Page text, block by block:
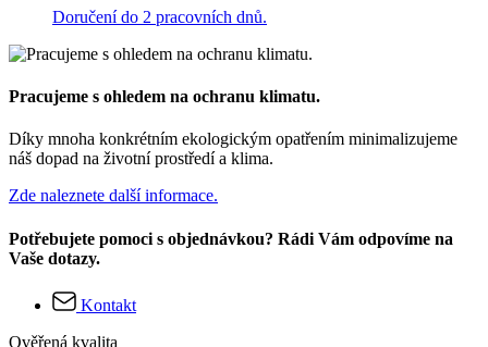
Doručení do 2 pracovních dnů.
Pracujeme s ohledem na ochranu klimatu.
Díky mnoha konkrétním ekologickým opatřením minimalizujeme
náš dopad na životní prostředí a klima.
Zde naleznete další informace.
Potřebujete pomoci s objednávkou? Rádi Vám odpovíme na
Vaše dotazy.
Kontakt
Ověřená kvalita